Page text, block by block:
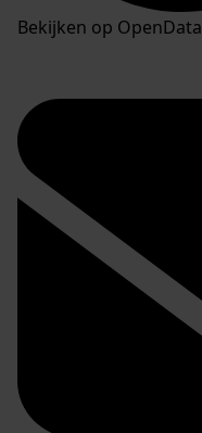
Bekijken op OpenData